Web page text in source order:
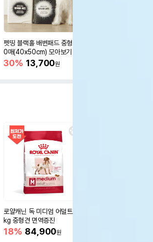
펫띵 블랙홀 배변패드 중형 5
0매(40x50cm) 모아보기
30% 13,700원
로얄캐닌 독 미디엄 어덜트 10
kg 중형견 면역증진
18% 84,900원